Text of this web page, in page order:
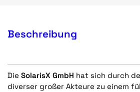
Beschreibung
Die SolarisX GmbH hat sich durch
diverser großer Akteure zu einem